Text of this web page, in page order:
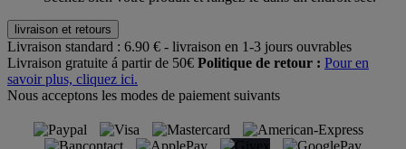
livraison et retours
Livraison standard : 6.90 € - livraison en 1-3 jours ouvrables
Livraison gratuite á partir de 50€ Politique de retour : Pour en
savoir plus, cliquez ici.
Nous acceptons les modes de paiement suivants